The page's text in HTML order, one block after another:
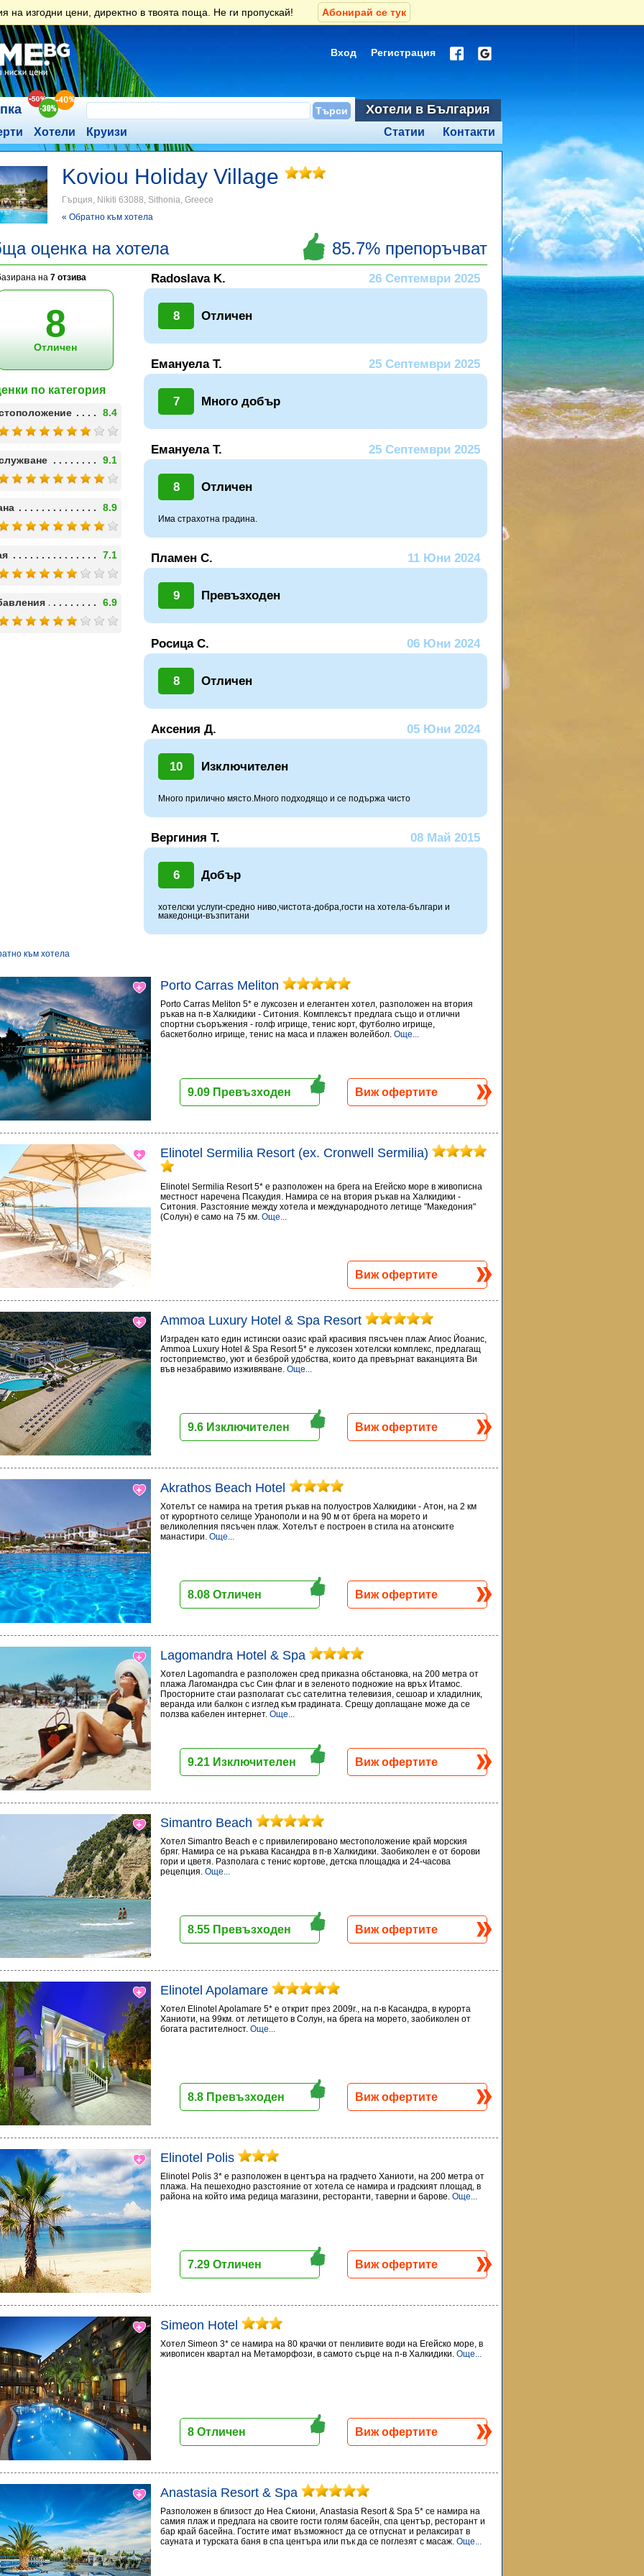
на изгодни цени, директно в твоята поща. Не ги пропускай! Абонирай се тук
Вход Регистрация
Хотели в България
Хотели Круизи Контакти
Статии
Koviou Holiday Village
Гърция, Nikiti 63088, Sithonia, Greece
« Обратно към хотела
оценка на хотела 85.7% препоръчват
на 7 отзива
8
Отличен
по категория
8.4
9.1
8.9
7.1
6.9
Radoslava K. 26 Септември 2025
8 Отличен
Емануела Т. 25 Септември 2025
7 Много добър
Емануела Т. 25 Септември 2025
8 Отличен
Има страхотна градина.
Пламен С. 11 Юни 2024
9 Превъзходен
Росица С. 06 Юни 2024
8 Отличен
Аксения Д. 05 Юни 2024
10 Изключителен
Много прилично място.Много подходящо и се подържа чисто
Вергиния Т. 08 Май 2015
6 Добър
хотелски услуги-средно ниво,чистота-добра,гости на хотела-българи и
македонци-възпитани
към хотела
Porto Carras Meliton
Porto Carras Meliton 5* е луксозен и елегантен хотел, разположен на втория
ръкав на п-в Халкидики - Ситония. Комплексът предлага също и отлични
спортни съоръжения - голф игрище, тенис корт, футболно игрище,
баскетболно игрище, тенис на маса и плажен волейбол. Още...
9.09 Превъзходен Виж офертите
Elinotel Sermilia Resort (ex. Cronwell Sermilia)
Elinotel Sermilia Resort 5* е разположен на брега на Егейско море в живописна
местност наречена Псакудия. Намира се на втория ръкав на Халкидики -
Ситония. Разстояние между хотела и международното летище "Македония"
(Солун) е само на 75 км. Още...
Виж офертите
Ammoa Luxury Hotel & Spa Resort
Изграден като един истински оазис край красивия пясъчен плаж Агиос Йоанис,
Ammoa Luxury Hotel & Spa Resort 5* е луксозен хотелски комплекс, предлагащ
гостоприемство, уют и безброй удобства, които да превърнат ваканцията Ви
във незабравимо изживяване. Още...
9.6 Изключителен Виж офертите
Akrathos Beach Hotel
Хотелът се намира на третия ръкав на полуостров Халкидики - Атон, на 2 км
от курортното селище Уранополи и на 90 м от брега на морето и
великолепния пясъчен плаж. Хотелът е построен в стила на атонските
манастири. Още...
8.08 Отличен Виж офертите
Lagomandra Hotel & Spa
Хотел Lagomandra е разположен сред приказна обстановка, на 200 метра от
плажа Лагомандра със Син флаг и в зеленото подножие на връх Итамос.
Просторните стаи разполагат със сателитна телевизия, сешоар и хладилник,
веранда или балкон с изглед към градината. Срещу доплащане може да се
ползва кабелен интернет. Още...
9.21 Изключителен Виж офертите
Simantro Beach
Хотел Simantro Beach е с привилегировано местоположение край морския
бряг. Намира се на ръкава Касандра в п-в Халкидики. Заобиколен е от борови
гори и цветя. Разполага с тенис кортове, детска площадка и 24-часова
рецепция. Още...
8.55 Превъзходен Виж офертите
Elinotel Apolamare
Хотел Elinotel Apolamare 5* е открит през 2009г., на п-в Касандра, в курорта
Ханиоти, на 99км. от летището в Солун, на брега на морето, заобиколен от
богата растителност. Още...
8.8 Превъзходен Виж офертите
Elinotel Polis
Elinotel Polis 3* е разположен в центъра на градчето Ханиоти, на 200 метра от
плажа. На пешеходно разстояние от хотела се намира и градският площад, в
района на който има редица магазини, ресторанти, таверни и барове. Още...
7.29 Отличен Виж офертите
Simeon Hotel
Хотел Simeon 3* се намира на 80 крачки от пенливите води на Егейско море, в
живописен квартал на Метаморфози, в самото сърце на п-в Халкидики. Още...
8 Отличен Виж офертите
Anastasia Resort & Spa
Разположен в близост до Неа Скиони, Anastasia Resort & Spa 5* се намира на
самия плаж и предлага на своите гости голям басейн, спа център, ресторант и
бар край басейна. Гостите имат възможност да се отпуснат и релаксират в
сауната и турската баня в спа центъра или пък да се поглезят с масаж. Още...